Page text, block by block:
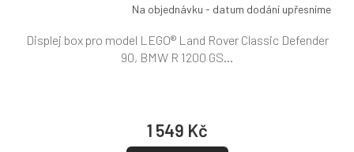
Na objednávku - datum dodání upřesníme
1 549 Kč
Displej box pro model LEGO® Land Rover Classic Defender
90, BMW R 1200 GS...